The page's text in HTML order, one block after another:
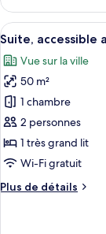
balcon,
vue
sur
la
baie
Suite,
chambres,
vue
sur
la
baie
Afficher
toutes
les
photos
pour
ce
type
de
chambre :
Suite,
4
Suite, accessible
Vue sur la ville
50 m²
1 chambre
2 personnes
1 très grand lit
Wi-Fi gratuit
Plus de détails
Plus